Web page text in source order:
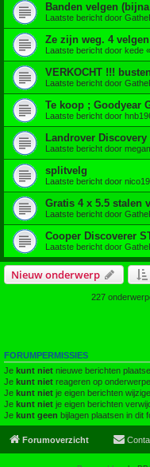
Banden velgen
Laatste bericht door
Ze zijn weg. 4
Laatste bericht door kede «
VERKOCHT !!!
Laatste bericht door
Te koop ; Goodyear
Laatste bericht door
Landrover Discovery
Laatste bericht door
splitvelg
Laatste bericht door
Gratis 4 x 5.5 stalen
Laatste bericht door
Cooper Discoverer
Laatste bericht door
Nieuw onderwerp
227
FORUMPERMISSIES
Je kunt niet nieuwe berichten
Je kunt niet reageren op
Je kunt niet je eigen berichten
Je kunt niet je eigen berichten
Je kunt geen bijlagen plaatsen in dit
Forumoverzicht